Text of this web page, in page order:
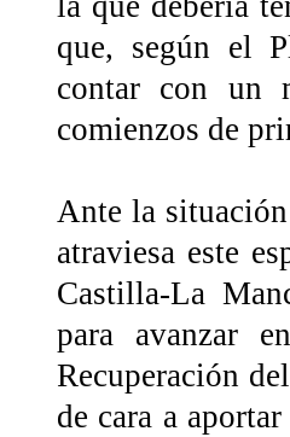
que, según el
contar con un
comienzos de
Ante la
atraviesa este
Castilla-La
para avanzar
Recuperación
de cara a